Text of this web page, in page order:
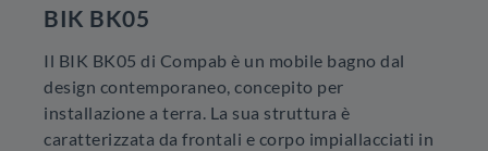
BIK BK05
Il BIK BK05 di Compab è un mobile bagno dal
design contemporaneo, concepito per
installazione a terra. La sua struttura è
caratterizzata da frontali e corpo impiallacciati in